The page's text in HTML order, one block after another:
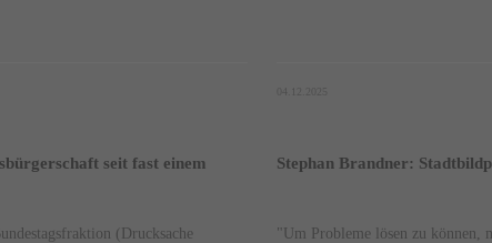
04.12.2025
seit fast einem
(Drucksache
Stephan Brandner:
"Um Probleme lösen zu können,